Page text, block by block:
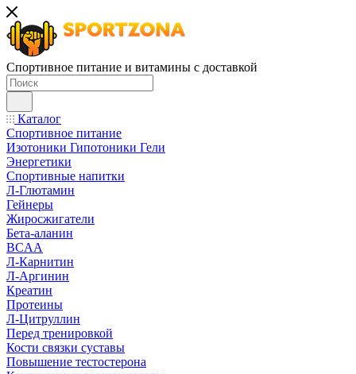
Спортивное питание и витамины с доставкой
Каталог
Спортивное питание
Изотоники Гипотоники Гели
Энергетики
Спортивные напитки
Л-Глютамин
Гейнеры
Жиросжигатели
Бета-аланин
BCAA
Л-Карнитин
Л-Аргинин
Креатин
Протеины
Л-Цитруллин
Перед тренировкой
Кости связки суставы
Повышение тестостерона